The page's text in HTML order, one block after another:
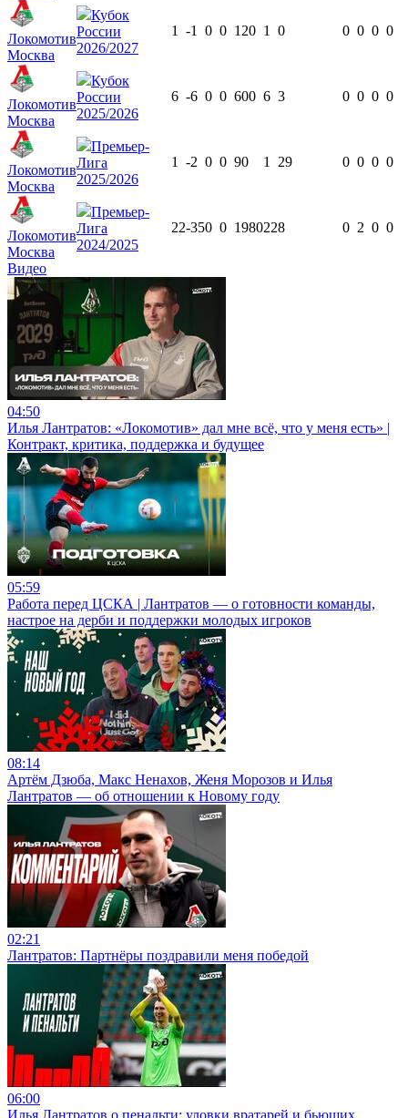
Локомотив
Москва
Кубок
России
2026/2027
1 -1 0 0 120 1 0 0 0 0 0
Локомотив
Москва
Кубок
России
2025/2026
6 -6 0 0 600 6 3 0 0 0 0
Локомотив
Москва
Премьер-
Лига
2025/2026
1 -2 0 0 90 1 29 0 0 0 0
Локомотив
Москва
Премьер-
Лига
2024/2025
22-350 0 1980228 0 2 0 0
Видео
04:50
Илья Лантратов: «Локомотив» дал мне всё, что у меня есть» |
Контракт, критика, поддержка и будущее
05:59
Работа перед ЦСКА | Лантратов — о готовности команды,
настрое на дерби и поддержки молодых игроков
08:14
Артём Дзюба, Макс Ненахов, Женя Морозов и Илья
Лантратов — об отношении к Новому году
02:21
Лантратов: Партнёры поздравили меня победой
06:00
Илья Лантратов о пенальти: уловки вратарей и бьющих,